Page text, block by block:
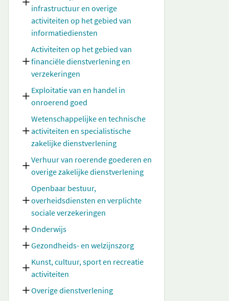
infrastructuur en overige
activiteiten op het gebied van
informatiediensten
Activiteiten op het gebied van
financiële dienstverlening en
verzekeringen
Exploitatie van en handel in
onroerend goed
Wetenschappelijke en technische
activiteiten en specialistische
zakelijke dienstverlening
Verhuur van roerende goederen en
overige zakelijke dienstverlening
Openbaar bestuur,
overheidsdiensten en verplichte
sociale verzekeringen
Onderwijs
Gezondheids- en welzijnszorg
Kunst, cultuur, sport en recreatie
activiteiten
Overige dienstverlening